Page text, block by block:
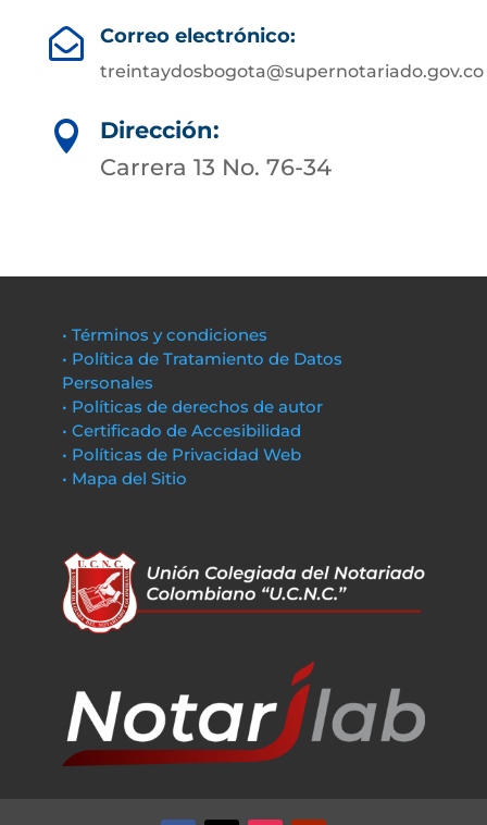
 Correo electrónico:
treintaydosbogota@supernotariado.gov.co

Dirección:
Carrera 13 No. 76-34
• Términos y condiciones
• Política de Tratamiento de Datos
Personales
• Políticas de derechos de autor
• Certificado de Accesibilidad
• Políticas de Privacidad Web
• Mapa del Sitio